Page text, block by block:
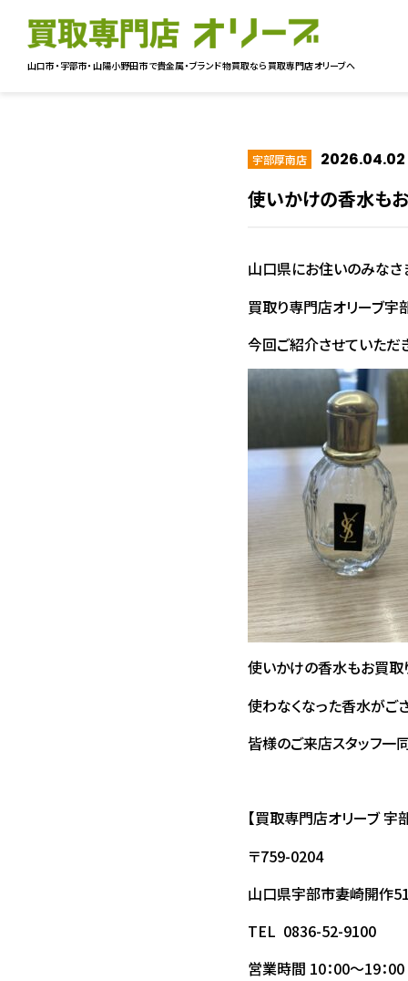
山口市・宇部市・山陽小野田市で貴金属・ブランド物買取なら 買取専門店オリーブへ
宇部厚南店 2026.04.02
使いかけの香水も
山口県にお住いのみなさ
買取り専門店オリーブ
今回ご紹介させていただ
使いかけの香水もお買取
使わなくなった香水がご
皆様のご来店スタッフ一
【買取専門店オリーブ 宇
〒759-0204
山口県宇部市妻崎開作
TEL 0836-52-9100
営業時間 10：00～19：00